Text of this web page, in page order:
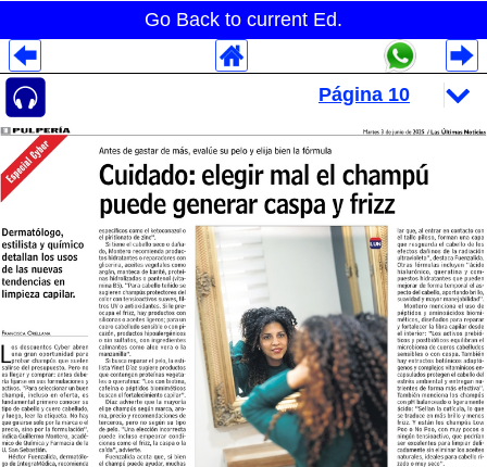
Go Back to current Ed.
Despliegues Analytics
Despliegues Totales
Despliegues por Rubros